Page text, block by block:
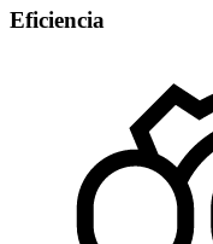
Eficiencia